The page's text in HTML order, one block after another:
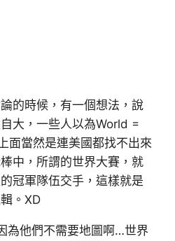
的時候，有一個想法，說
大，一些人以為World =
面當然是連美國都找不出來
中，所謂的世界大賽，就
冠軍隊伍交手，這樣就是
。XD
為他們不需要地圖啊…世界